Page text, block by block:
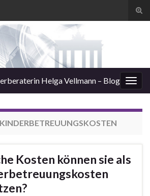
Helga Vellmann – Blog
KINDERBETREUUNGSKOSTEN
Kosten können sie als